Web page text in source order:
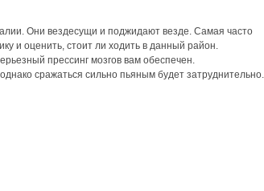
Они вездесущи и поджидают везде. Самая часто
и оценить, стоит ли ходить в данный район.
прессинг мозгов вам обеспечен.
сражаться сильно пьяным будет